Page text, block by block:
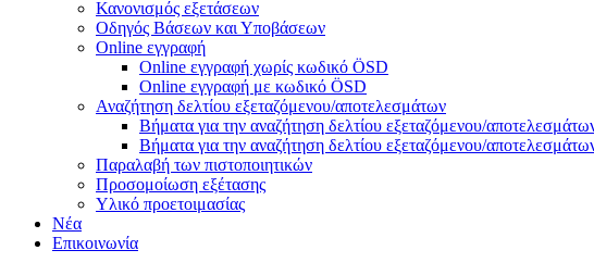
Κανονισμός εξετάσεων
Οδηγός Βάσεων και Υποβάσεων
Online εγγραφή
Online εγγραφή χωρίς κωδικό ÖSD
Online εγγραφή με κωδικό ÖSD
Αναζήτηση δελτίου εξεταζόμενου/αποτελεσμάτων
Βήματα για την αναζήτηση δελτίου εξεταζόμενου/
Βήματα για την αναζήτηση δελτίου εξεταζόμενου/
Παραλαβή των πιστοποιητικών
Προσομοίωση εξέτασης
Υλικό προετοιμασίας
Νέα
Επικοινωνία